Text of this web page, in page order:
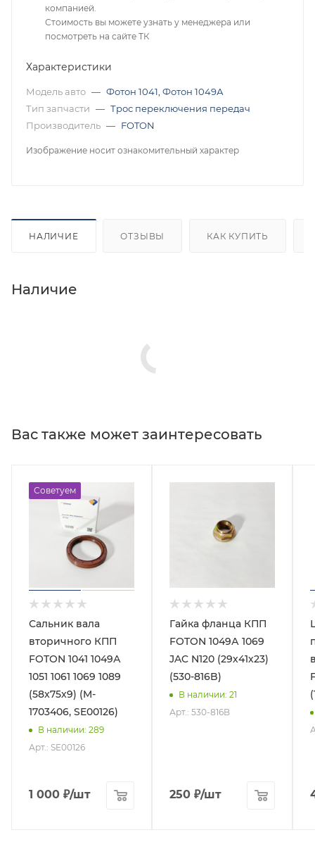
компанией.
Стоимость вы можете узнать у менеджера или
посмотреть на сайте ТК
Характеристики
Модель авто — Фотон 1041 Фотон 1049А
Тип запчасти — Трос переключения передач
Производитель — FOTON
Изображение носит ознакомительный характер
НАЛИЧИЕ ОТЗЫВЫ КАК КУПИТЬ
Наличие
Вас также может заинтересовать
Советуем
Сальник вала
вторичного КПП
FOTON 1041 1049А
1051 1061 1069 1089
(58x75x9) (M-
1703406, SE00126)
В наличии: 289
Арт.: SE00126
1 000 ₽/шт
Гайка фланца КПП
FOTON 1049А 1069
JAC N120 (29х41х23)
(530-816B)
В наличии: 21
Арт.: 530-816B
250 ₽/шт